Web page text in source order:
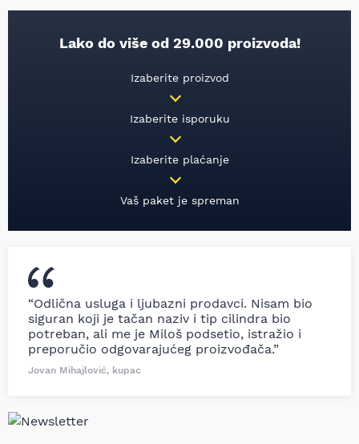
Lako do više od 29.000 proizvoda!
Izaberite proizvod
Izaberite isporuku
Izaberite plaćanje
Vaš paket je spreman
“Odlična usluga i ljubazni prodavci. Nisam bio
siguran koji je tačan naziv i tip cilindra bio
potreban, ali me je Miloš podsetio, istražio i
preporučio odgovarajućeg proizvođača.”
Jovan Mihajlović, kupac